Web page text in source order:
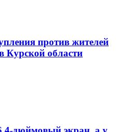
против жителей
Курской области